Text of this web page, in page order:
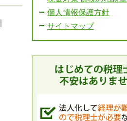
個人情報保護方針
サイトマップ